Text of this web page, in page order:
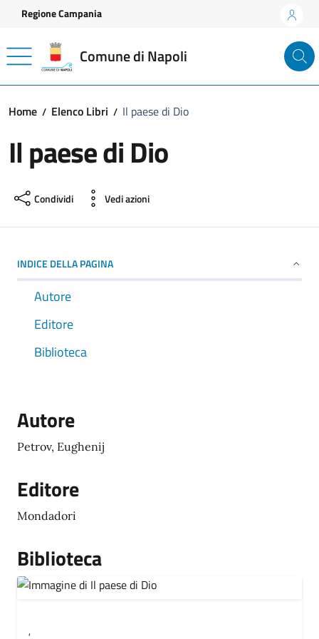
Vai ai contenuti
Vai al footer
Regione Campania
Comune di Napoli
Home Elenco Libri Il paese di Dio
Il paese di Dio
Condividi Vedi azioni
INDICE DELLA PAGINA
Autore
Editore
Biblioteca
Autore
Petrov, Eughenij
Editore
Mondadori
Biblioteca
,